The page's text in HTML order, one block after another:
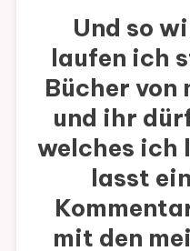
Und so
laufen ich
Bücher von
und ihr
welches ich
lasst
mit den